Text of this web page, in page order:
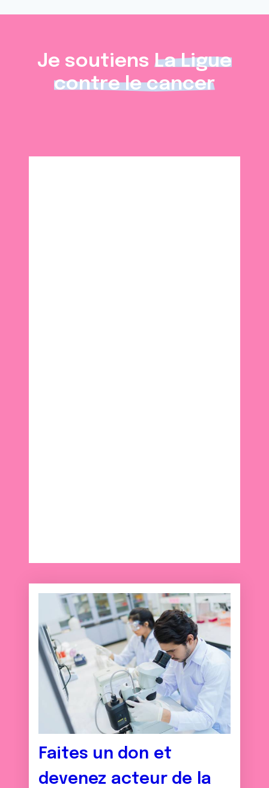
Je soutiens La Ligue
contre le cancer
Faites un don et
devenez acteur de la